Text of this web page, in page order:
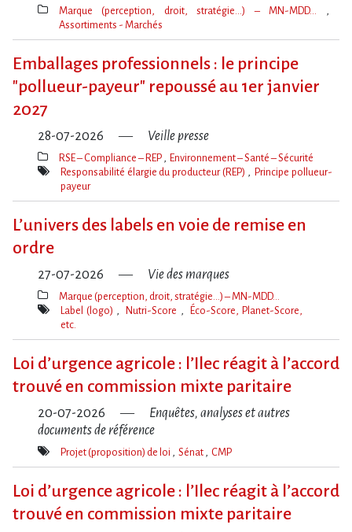
Thèmes(s)
Marque (perception, droit, stratégie…) – MN-MDD…
Assortiments - Marchés
Emballages professionnels : le principe
"pollueur-payeur" repoussé au 1er janvier
2027
28-07-2026 Veille presse
Thèmes(s)
RSE – Compliance – REP Environnement – Santé – Sécurité
Mot(s)-
Responsabilité élargie du producteur (REP)
Principe pollueur-
payeur
L’univers des labels en voie de remise en
ordre
27-07-2026 Vie des marques
Thèmes(s)
Marque (perception, droit, stratégie…) – MN-MDD…
Mot(s)-
Label (logo) Nutri-Score
Éco-Score, Planet-Score,
etc.
Loi d​‌’urgence agricole : l​‌’Ilec réagit à l​‌’accord
trouvé en commission mixte paritaire
20-07-2026
Enquêtes, analyses et autres
documents de référence
Mot(s)-
Projet (proposition) de loi Sénat CMP
Loi d​‌’urgence agricole : l​‌’Ilec réagit à l​‌’accord
trouvé en commission mixte paritaire